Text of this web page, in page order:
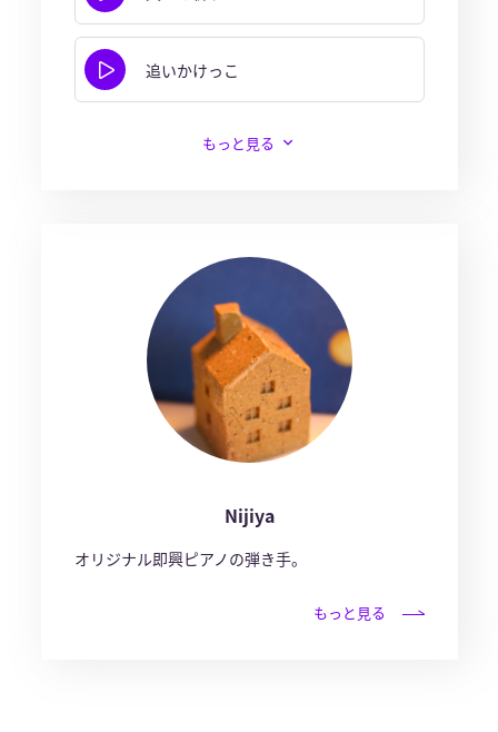
追いかけっこ
もっと見る
Nijiya
オリジナル即興ピアノの弾き手。
もっと見る